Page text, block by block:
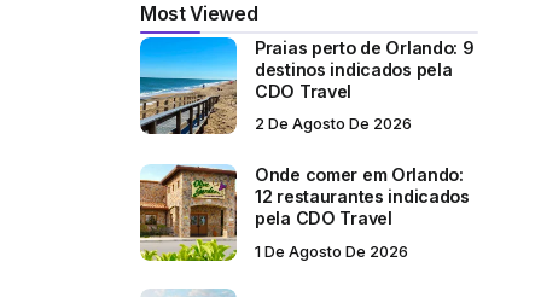
Most Viewed
Praias perto de Orlando: 9
destinos indicados pela
CDO Travel
2 De Agosto De 2026
Onde comer em Orlando:
12 restaurantes indicados
pela CDO Travel
1 De Agosto De 2026